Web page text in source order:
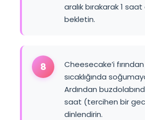
aralık bırakarak 1
bekletin.
8
Cheesecake’i fırından
sıcaklığında
Ardından
saat (tercihen bir
dinlendirin.